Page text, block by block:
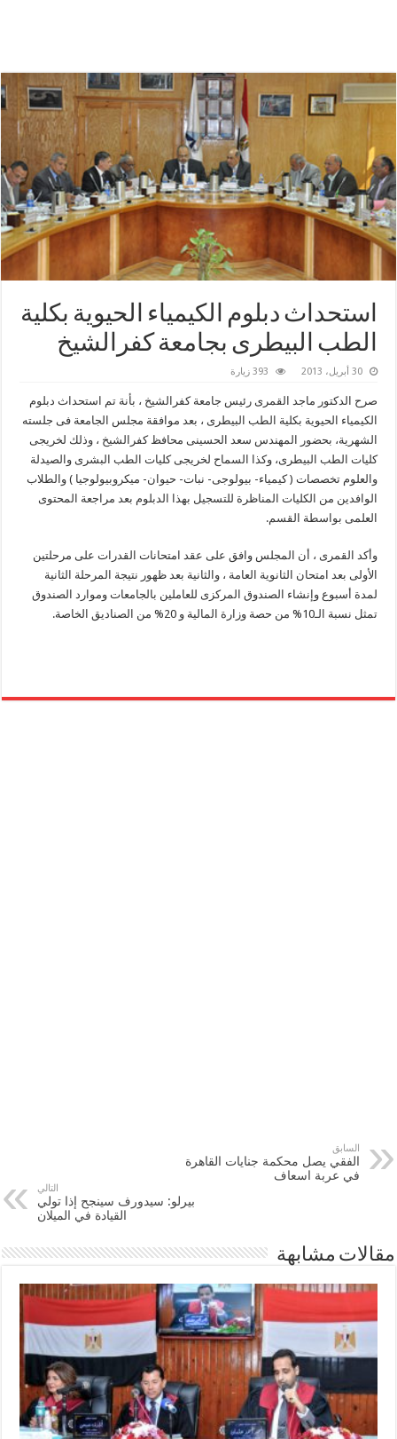
استحداث دبلوم الكيمياء الحيوية بكلية
الطب البيطرى بجامعة كفرالشيخ
30 أبريل، 2013 393 زيارة
صرح الدكتور ماجد القمرى رئيس جامعة كفرالشيخ ، بأنة تم استحداث دبلوم
الكيمياء الحيوية بكلية الطب البيطرى ، بعد موافقة مجلس الجامعة فى جلسته
الشهرية، بحضور المهندس سعد الحسينى محافظ كفرالشيخ ، وذلك لخريجى
كليات الطب البيطرى، وكذا السماح لخريجى كليات الطب البشرى والصيدلة
والعلوم تخصصات ( كيمياء- بيولوجى- نبات- حيوان- ميكروبيولوجيا ) والطلاب
الوافدين من الكليات المناظرة للتسجيل بهذا الدبلوم بعد مراجعة المحتوى
العلمى بواسطة القسم.
وأكد القمرى ، أن المجلس وافق على عقد امتحانات القدرات على مرحلتين
الأولى بعد امتحان الثانوية العامة ، والثانية بعد ظهور نتيجة المرحلة الثانية
لمدة أسبوع وإنشاء الصندوق المركزى للعاملين بالجامعات وموارد الصندوق
تمثل نسبة الـ10% من حصة وزارة المالية و 20% من الصناديق الخاصة.
السابق
الفقي يصل محكمة جنايات القاهرة
في عربة اسعاف
التالي
بيرلو: سيدورف سينجح إذا تولي
القيادة في الميلان
مقالات مشابهة